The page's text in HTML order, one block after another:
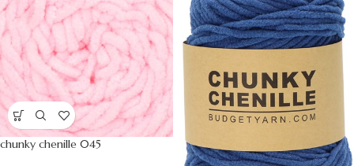
chunky chenille 045